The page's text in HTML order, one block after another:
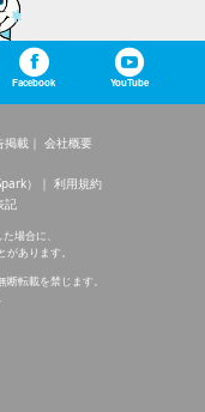
Facebook YouTube
掲載
会社概要
）
利用規約
記
場合に、
あります。
転載を禁じます。